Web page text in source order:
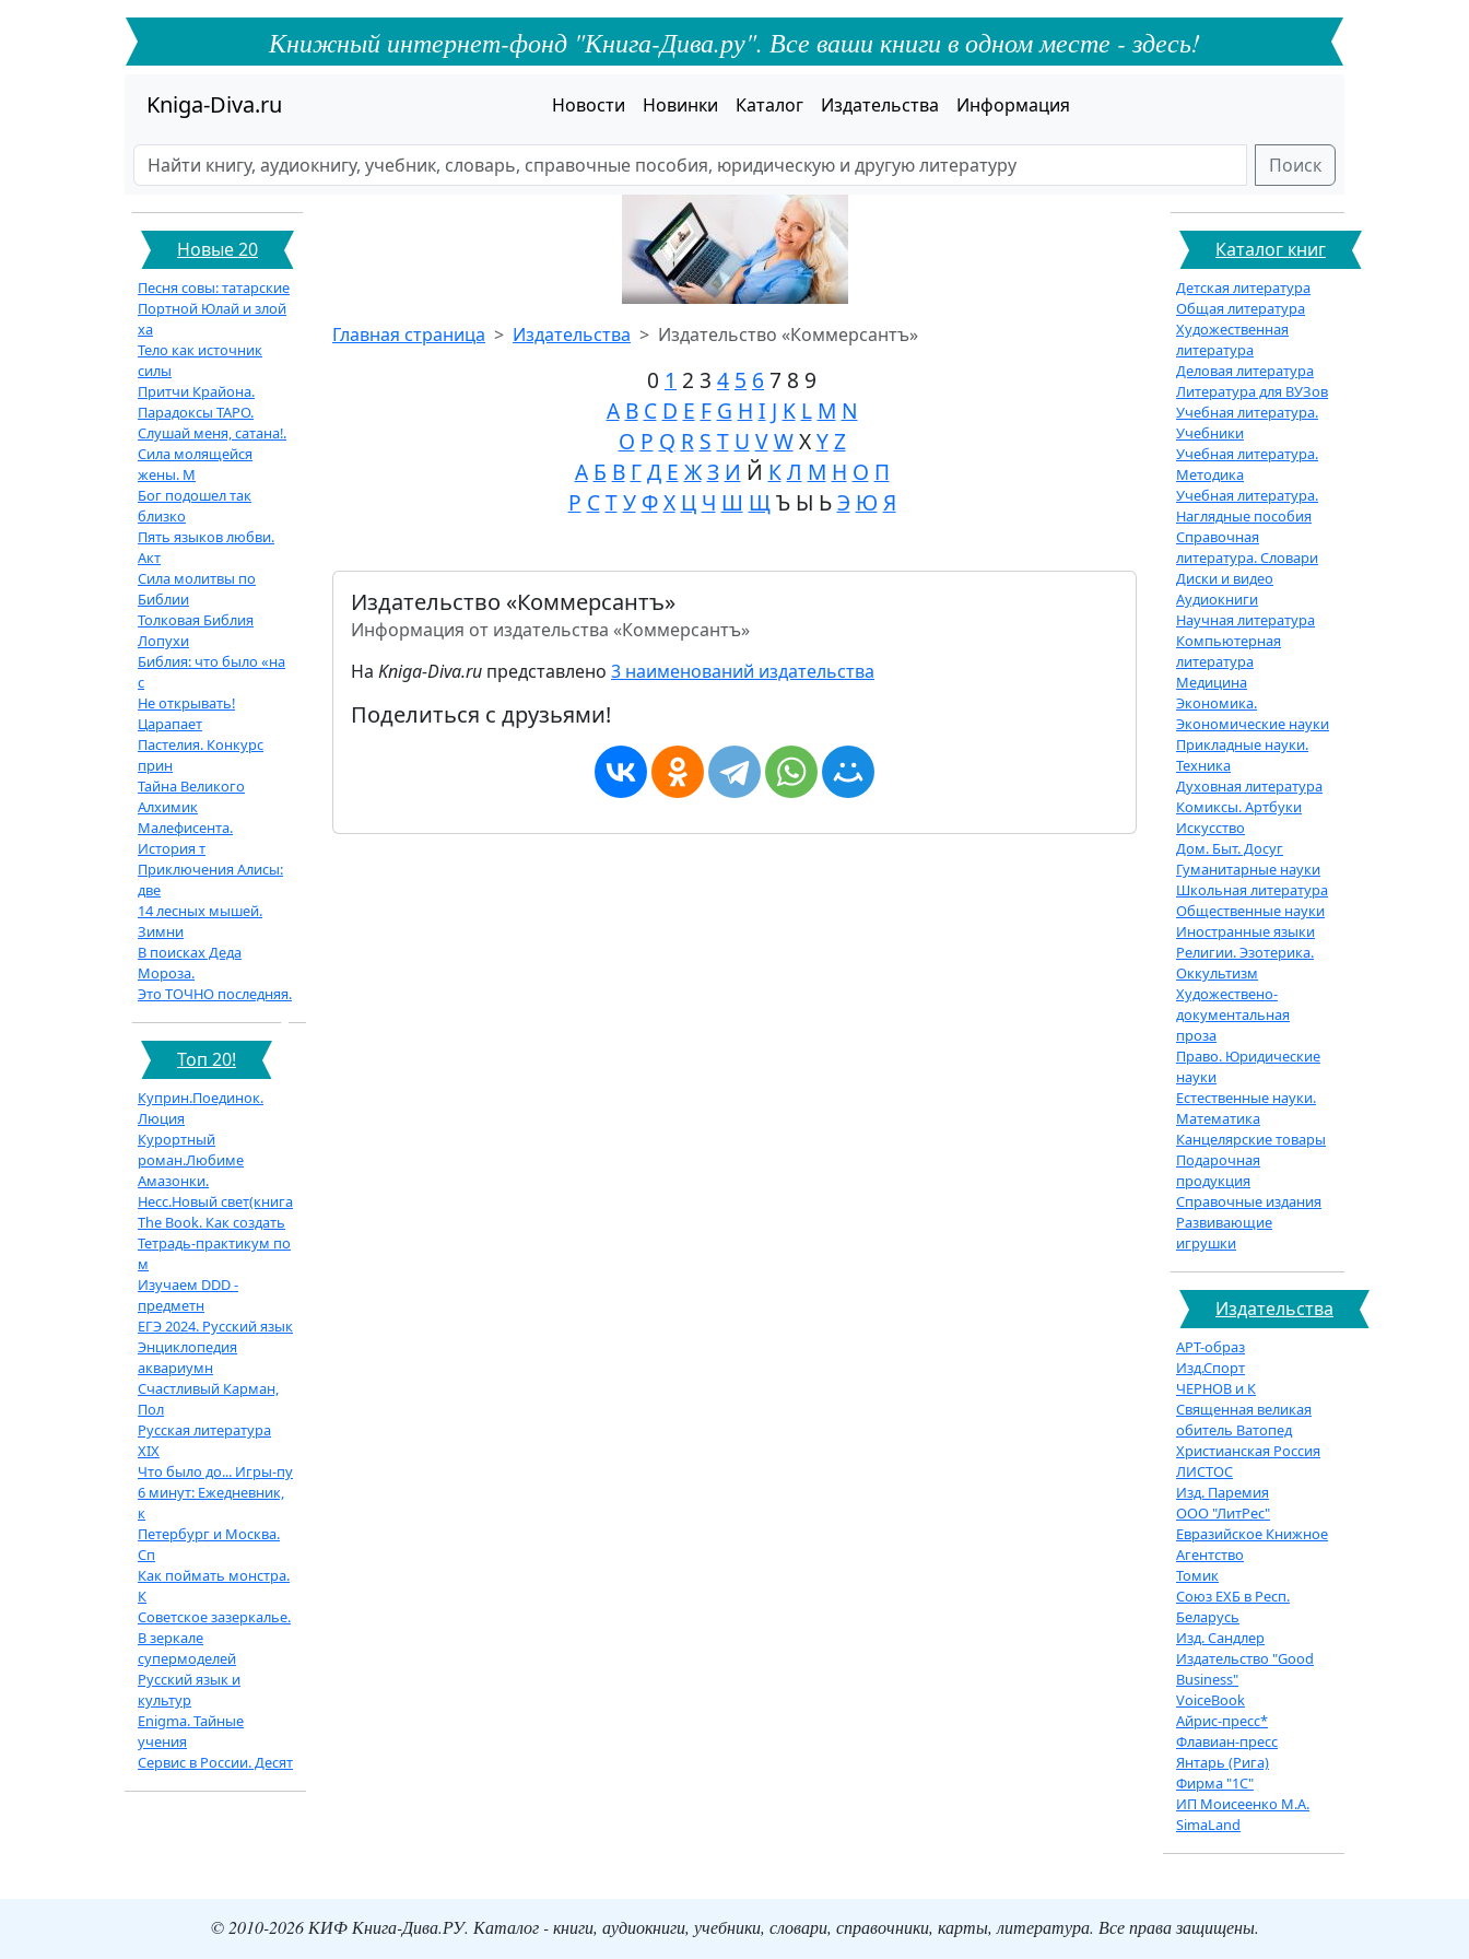
Книжный интернет-фонд "Книга-Дива.ру". Все ваши книги в одном месте - здесь!
Kniga-Diva.ru Новости Новинки Каталог Издательства Информация
Поиск
Новые 20
Песня совы: татарские
Портной Юлай и злой
ха
Тело как источник
силы
Притчи Крайона.
Парадоксы ТАРО.
Слушай меня, сатана!.
Сила молящейся
жены. М
Бог подошел так
близко
Пять языков любви.
Акт
Сила молитвы по
Библии
Толковая Библия
Лопухи
Библия: что было «на
с
Не открывать!
Царапает
Пастелия. Конкурс
прин
Тайна Великого
Алхимик
Малефисента.
История т
Приключения Алисы:
две
14 лесных мышей.
Зимни
В поисках Деда
Мороза.
Это ТОЧНО последняя.
Топ 20!
Куприн.Поединок.
Люция
Курортный
роман.Любиме
Амазонки.
Несс.Новый свет(книга
The Book. Как создать
Тетрадь-практикум по
м
Изучаем DDD -
предметн
ЕГЭ 2024. Русский язык
Энциклопедия
аквариумн
Счастливый Карман,
Пол
Русская литература
XIX
Что было до... Игры-пу
6 минут: Ежедневник,
к
Петербург и Москва.
Сп
Как поймать монстра.
К
Советское зазеркалье.
В зеркале
супермоделей
Русский язык и
культур
Enigma. Тайные
учения
Сервис в России. Десят
Главная страница Издательства Издательство «Коммерсантъ»
0 1 2 3 4 5 6 7 8 9
A B C D E F G H I J K L M N
O P Q R S T U V WXY Z
А Б В Г Д Е Ж З И Й К Л М Н О П
Р С Т У Ф Х Ц Ч Ш ЩЪ Ы ЬЭ Ю Я
Издательство «Коммерсантъ»
Информация от издательства «Коммерсантъ»
На Kniga-Diva.ru представлено 3 наименований издательства
Поделиться с друзьями!
Каталог книг
Детская литература
Общая литература
Художественная
литература
Деловая литература
Литература для ВУЗов
Учебная литература.
Учебники
Учебная литература.
Методика
Учебная литература.
Наглядные пособия
Справочная
литература. Словари
Диски и видео
Аудиокниги
Научная литература
Компьютерная
литература
Медицина
Экономика.
Экономические науки
Прикладные науки.
Техника
Духовная литература
Комиксы. Артбуки
Искусство
Дом. Быт. Досуг
Гуманитарные науки
Школьная литература
Общественные науки
Иностранные языки
Религии. Эзотерика.
Оккультизм
Художествено-
документальная
проза
Право. Юридические
науки
Естественные науки.
Математика
Канцелярские товары
Подарочная
продукция
Справочные издания
Развивающие
игрушки
Издательства
АРТ-образ
Изд.Спорт
ЧЕРНОВ и К
Священная великая
обитель Ватопед
Христианская Россия
ЛИСТОС
Изд. Паремия
ООО "ЛитРес"
Евразийское Книжное
Агентство
Томик
Союз ЕХБ в Респ.
Беларусь
Изд. Сандлер
Издательство "Good
Business"
VoiceBook
Айрис-пресс*
Флавиан-пресс
Янтарь (Рига)
Фирма "1С"
ИП Моисеенко М.А.
SimaLand
© 2010-2026 КИФ Книга-Дива.РУ. Каталог - книги, аудиокниги, учебники, словари, справочники, карты, литература. Все права защищены.